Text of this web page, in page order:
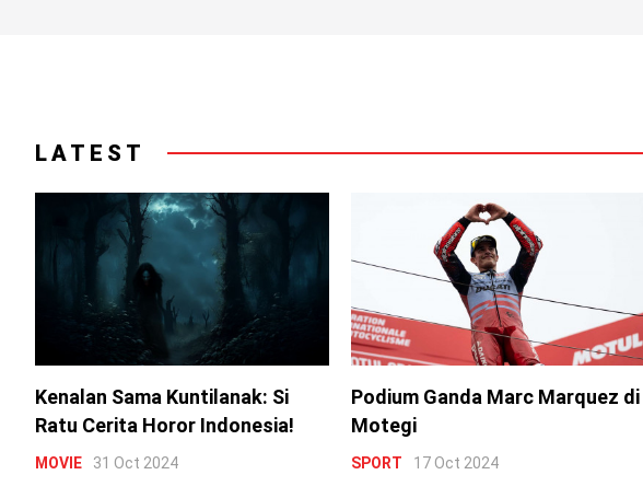
LATEST
Kenalan Sama Kuntilanak: Si
Ratu Cerita Horor Indonesia!
MOVIE 31 Oct 2024
Podium Ganda Marc Marquez di
Motegi
SPORT 17 Oct 2024